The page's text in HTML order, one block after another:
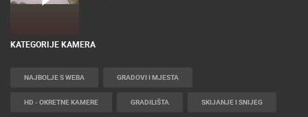
KATEGORIJE KAMERA
NAJBOLJE S WEBA GRADOVI I MJESTA
HD - OKRETNE KAMERE GRADILIŠTA SKIJANJE I SNIJEG